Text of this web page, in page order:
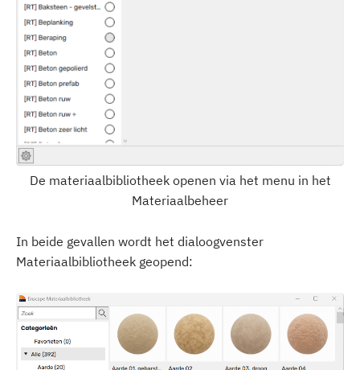
De materiaalbibliotheek openen via het menu in het
Materiaalbeheer
In beide gevallen wordt het dialoogvenster
Materiaalbibliotheek geopend: